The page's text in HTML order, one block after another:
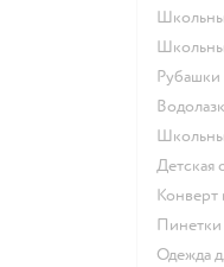
Пинетки
Одежда